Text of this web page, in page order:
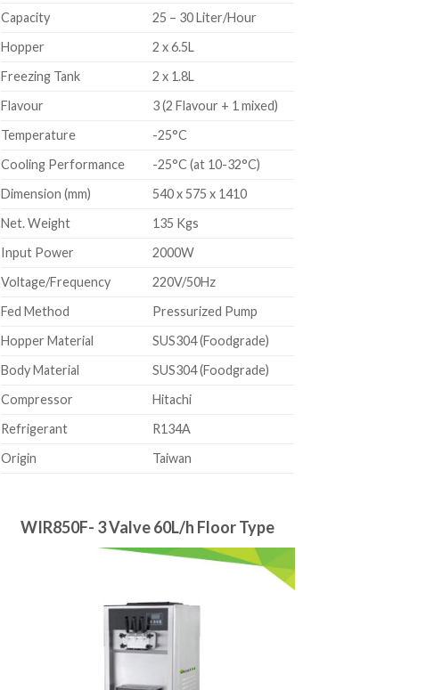
Capacity
25 – 30 Liter/Hour
Hopper
2 x 6.5L
Freezing Tank
2 x 1.8L
Flavour
3 (2 Flavour + 1 mixed)
Temperature
-25°C
Cooling Performance
-25°C (at 10-32°C)
Dimension (mm)
540 x 575 x 1410
Net. Weight
135 Kgs
Input Power
2000W
Voltage/Frequency
220V/50Hz
Fed Method
Pressurized Pump
Hopper Material
SUS304 (Foodgrade)
Body Material
SUS304 (Foodgrade)
Compressor
Hitachi
Refrigerant
R134A
Origin
Taiwan
WIR850F- 3 Valve 60L/h Floor Type